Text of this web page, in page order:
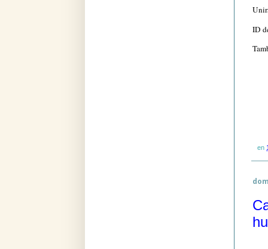
ID
en